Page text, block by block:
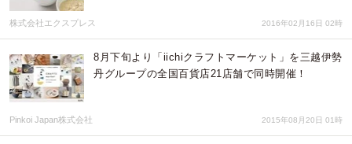
株式会社エクスプレス 2016年02月16日 02時
8月下旬より「iichiクラフトマーケット」を三越伊勢
丹グループの全国百貨店21店舗で同時開催！
Pinkoi Japan株式会社 2015年08月20日 01時